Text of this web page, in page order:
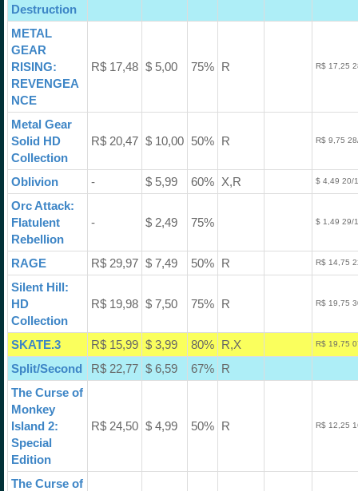
Destruction
METAL
GEAR
RISING:
REVENGEA
NCE
R$ 17,48 $ 5,00 75% R R$ 17,25
Metal Gear
Solid HD
Collection
R$ 20,47 $ 10,00 50% R R$ 9,75
Oblivion - $ 5,99 60% X,R $ 4,49 20/
Orc Attack:
Flatulent
Rebellion
- $ 2,49 75% $ 1,49 29/
RAGE R$ 29,97 $ 7,49 50% R R$ 14,75
Silent Hill:
HD
Collection
R$ 19,98 $ 7,50 75% R R$ 19,75
SKATE.3 R$ 15,99 $ 3,99 80% R,X R$ 19,75
Split/Second R$ 22,77 $ 6,59 67%
R
The Curse of
Monkey
Island 2:
Special
Edition
R$ 24,50 $ 4,99 50% R R$ 12,25
The Curse of